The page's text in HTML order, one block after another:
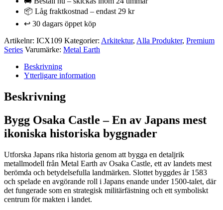
📦 Låg fraktkostnad – endast 29 kr
↩️ 30 dagars öppet köp
Artikelnr: ICX109 Kategorier: Arkitektur, Alla Produkter, Premium
Series Varumärke: Metal Earth
Beskrivning
Ytterligare information
Beskrivning
Bygg Osaka Castle – En av Japans mest
ikoniska historiska byggnader
Utforska Japans rika historia genom att bygga en detaljrik
metallmodell från Metal Earth av Osaka Castle, ett av landets mest
berömda och betydelsefulla landmärken. Slottet byggdes år 1583
och spelade en avgörande roll i Japans enande under 1500-talet, där
det fungerade som en strategisk militärfästning och ett symboliskt
centrum för makten i landet.